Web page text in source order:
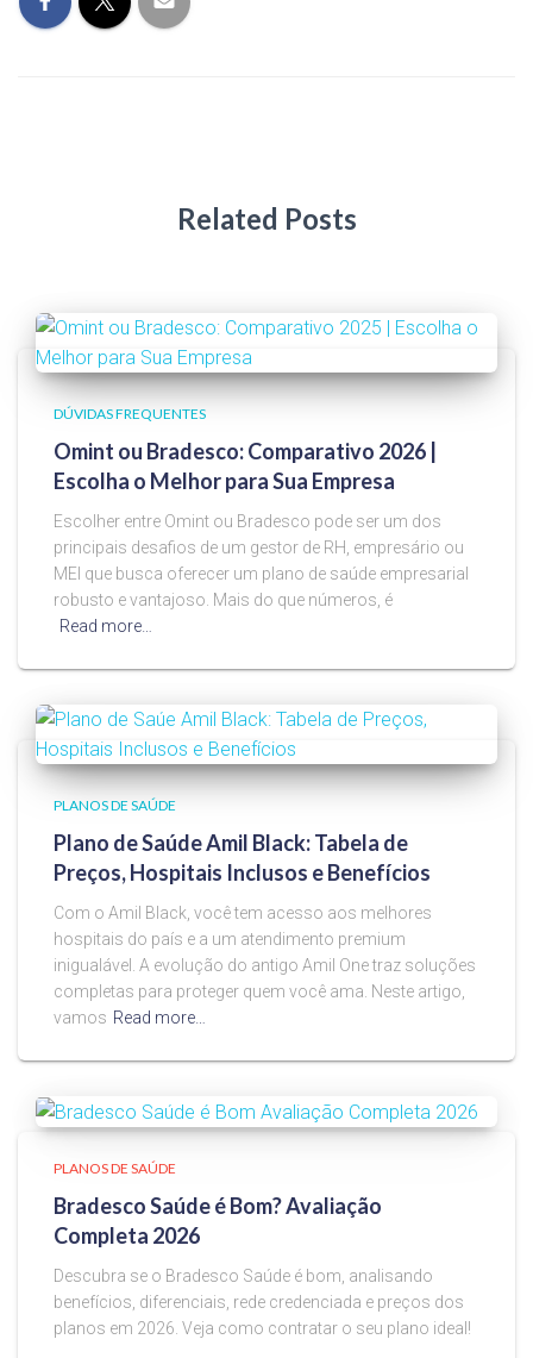
Related Posts
DÚVIDAS FREQUENTES
Omint ou Bradesco: Comparativo 2026 |
Escolha o Melhor para Sua Empresa
Escolher entre Omint ou Bradesco pode ser um dos
principais desafios de um gestor de RH, empresário ou
MEI que busca oferecer um plano de saúde empresarial
robusto e vantajoso. Mais do que números, é
Read more…
PLANOS DE SAÚDE
Plano de Saúde Amil Black: Tabela de
Preços, Hospitais Inclusos e Benefícios
Com o Amil Black, você tem acesso aos melhores
hospitais do país e a um atendimento premium
inigualável. A evolução do antigo Amil One traz soluções
completas para proteger quem você ama. Neste artigo,
vamos Read more…
PLANOS DE SAÚDE
Bradesco Saúde é Bom? Avaliação
Completa 2026
Descubra se o Bradesco Saúde é bom, analisando
benefícios, diferenciais, rede credenciada e preços dos
planos em 2026. Veja como contratar o seu plano ideal!